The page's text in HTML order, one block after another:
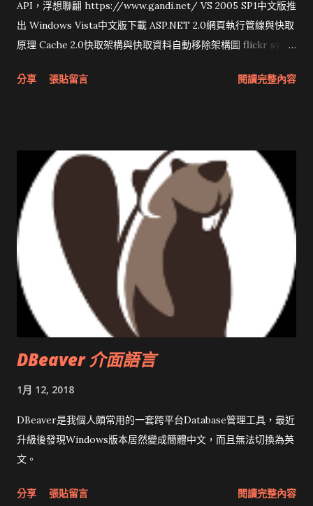
API，浮想聯翩 https://www.gandi.net/ VS 2005 SP1中文版推
出 Windows Vista中文版下載 ASP.NET 2.0網頁執行管線與快取
原理 Cache 2.0快取架構與快取資料自動移除架構圖 flickr sync
圖治推動改革 Wait and see 國內某SOC疑遭駭客入侵 大砲開講
分享 張貼留言 閱讀完整內容
DBeaver 介面語言
1月 12, 2018
DBeaver是我個人頗常用的一套跨平台Database管理工具，最近
升級後發現Windows版本居然變成簡體中文，而且無法切換為英
文。
分享 張貼留言 閱讀完整內容